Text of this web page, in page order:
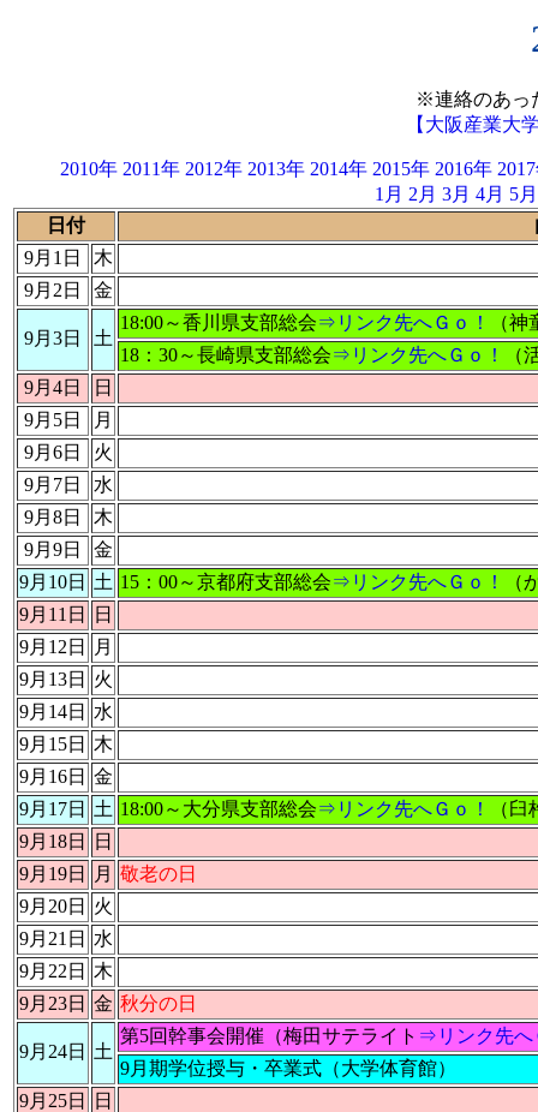
※連絡のあっ
【大阪産業
2010年 2011年 2012年 2013年 2014年 2015年 2016年
1月 2月 3月 4月 5月
日付
9月1日
木
9月2日
金
9月3日 土
18:00～香川県支部総会⇒リンク先へＧｏ！
（神
18：30～長崎県支部総会⇒リンク先へＧｏ！
（
9月4日
日
9月5日
月
9月6日
火
9月7日
水
9月8日
木
9月9日
金
9月10日
土 15：00～京都府支部総会⇒リンク先へＧｏ！
（
9月11日
日
9月12日
月
9月13日
火
9月14日
水
9月15日
木
9月16日 金
9月17日
土 18:00～大分県支部総会⇒リンク先へＧｏ！
（
9月18日
日
9月19日
月 敬老の日
9月20日
火
9月21日
水
9月22日
木
9月23日 金 秋分の日
9月24日 土
第5回幹事会開催（梅田サテライト ⇒リンク先へ
9月期学位授与・卒業式（大学体育館）
9月25日
日